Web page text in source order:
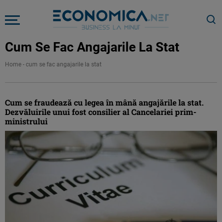
Cum Se Fac Angajarile La Stat
Home - cum se fac angajarile la stat
Cum se fraudează cu legea în mână angajările la stat.
Dezvăluirile unui fost consilier al Cancelariei prim-
ministrului